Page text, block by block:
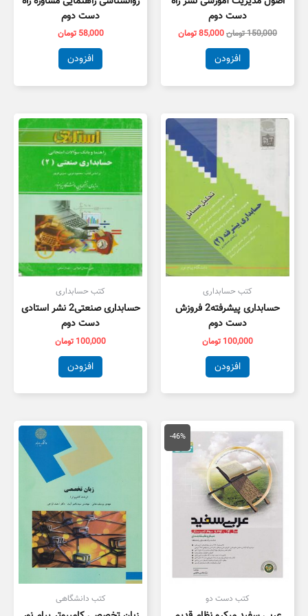
دست دوم
150,000تومان85,000تومان
افزودن
دست دوم
58,000 تومان
افزودن
کتب حسابداری
حسابداری پیشرفته2 فروزش
دست دوم
100,000 تومان
افزودن
کتب حسابداری
حسابداری صنعتی2 نشر استادی
دست دوم
100,000 تومان
افزودن
-46%
کتب دست دو
اصلی
175,000 تومان
بود.
قیمت
فعلی
کتب دانشگاهی